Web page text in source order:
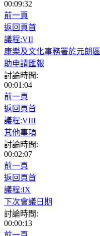
00:09:32
前一頁
返回頁首
議程:VII
康樂及文化事務署於元朗
助申請匯報
討論時間:
00:01:04
前一頁
返回頁首
議程:VIII
其他事項
討論時間:
00:02:07
前一頁
返回頁首
議程:IX
下次會議日期
討論時間:
00:00:13